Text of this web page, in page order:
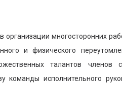
многосторонних
и физического
талантов членов
команды исполнительного